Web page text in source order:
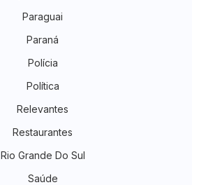
Paraguai
Paraná
Polícia
Política
Relevantes
Restaurantes
Rio Grande Do Sul
Saúde